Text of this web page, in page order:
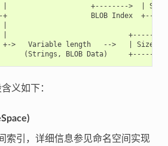
+-------->  |
BLOB Index
>   Variable length   -->   | Size
义如下：
索引，详细信息参见命名空间实现